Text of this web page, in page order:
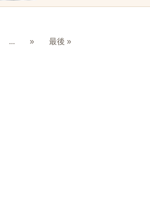
... » 最後 »